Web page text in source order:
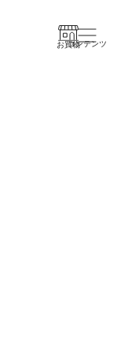
お買物コンテンツ